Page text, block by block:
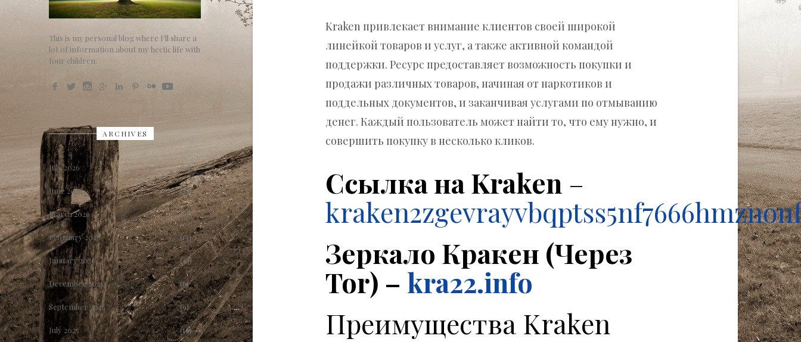
This is my personal blog where I'll share a
lot of information about my hectic life with
four children.
ARCHIVES
July 2026 (11)
June 2026 (23)
March 2026 (8)
February 2026 (13)
January 2026 (33)
December 2025 (6)
September 2025 (9)
July 2025 (16)
Kraken привлекает внимание клиентов своей широкой
линейкой товаров и услуг, а также активной командой
поддержки. Ресурс предоставляет возможность покупки и
продажи различных товаров, начиная от наркотиков и
поддельных документов, и заканчивая услугами по отмыванию
денег. Каждый пользователь может найти то, что ему нужно, и
совершить покупку в несколько кликов.
Cсылка на Kraken –
Зеркало Кракен (Через
Tor) – kra22.info
Преимущества Kraken